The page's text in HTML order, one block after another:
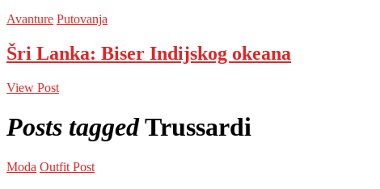
Avanture Putovanja
Šri Lanka: Biser Indijskog okeana
View Post
Posts taggedTrussardi
Moda Outfit Post